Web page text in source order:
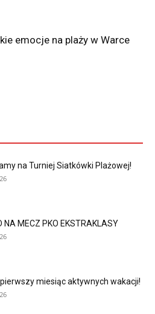
emocje na plaży w Warce
na Turniej Siatkówki Plażowej!
NA MECZ PKO EKSTRAKLASY
miesiąc aktywnych wakacji!